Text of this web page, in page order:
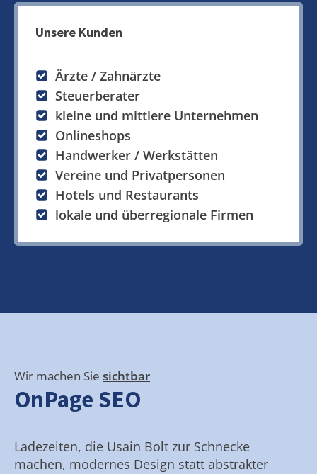
Unsere Kunden
Ärzte / Zahnärzte
Steuerberater
kleine und mittlere Unternehmen
Onlineshops
Handwerker / Werkstätten
Vereine und Privatpersonen
Hotels und Restaurants
lokale und überregionale Firmen
Wir machen Sie sichtbar
OnPage SEO
Ladezeiten, die Usain Bolt zur Schnecke
machen, modernes Design statt abstrakter